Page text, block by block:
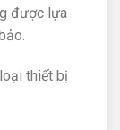
được lựa
thiết bị